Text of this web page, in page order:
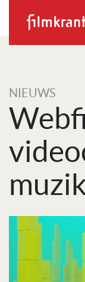
NIEUWS